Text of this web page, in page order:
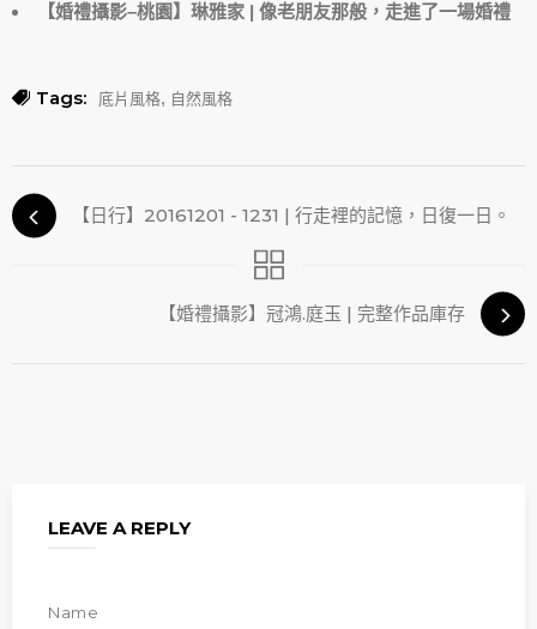
【婚禮攝影–桃園】琳雅家 | 像老朋友那般，走進了一場婚禮
Tags: 底片風格, 自然風格
【日行】20161201 - 1231 | 行走裡的記憶，日復一日。
【婚禮攝影】冠鴻.庭玉 | 完整作品庫存
LEAVE A REPLY